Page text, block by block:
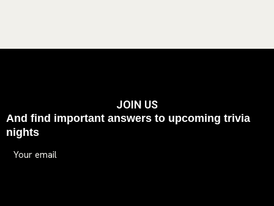
JOIN US
And find important answers to upcoming trivia
nights